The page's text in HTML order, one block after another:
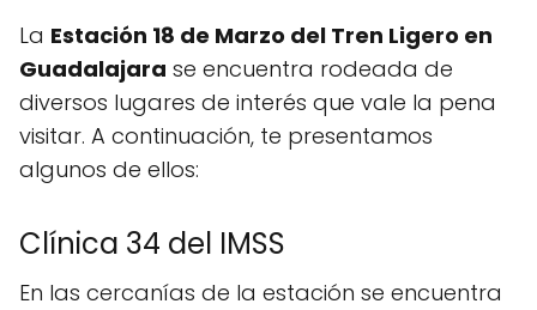
La Estación 18 de Marzo del Tren Ligero en
Guadalajara se encuentra rodeada de
diversos lugares de interés que vale la pena
visitar. A continuación, te presentamos
algunos de ellos:
Clínica 34 del IMSS
En las cercanías de la estación se encuentra